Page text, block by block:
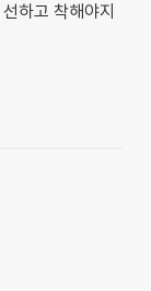
하고 착해야지